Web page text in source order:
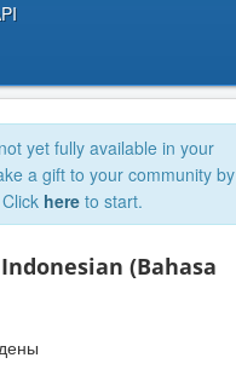
yet fully available in your
a gift to your community by
here to start.
(Bahasa